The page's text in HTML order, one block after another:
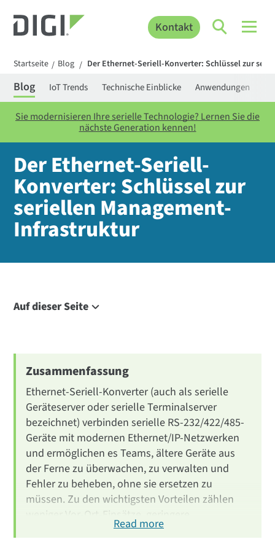
Kontakt
Startseite / Blog / Der Ethernet-Seriell-Konverter: Schlüssel zur
Blog IoT Trends Technische Einblicke Anwendungen
Sie modernisieren Ihre serielle Technologie? Lernen Sie die
nächste Generation kennen!
Der Ethernet-Seriell-
Konverter: Schlüssel zur
seriellen Management-
Infrastruktur
Auf dieser Seite
Converter vs Device Server vs Terminal Server
Advantages
Use Cases by Industry
How to Choose
Digi Serial Products
Conclusion
FAQ
Zusammenfassung
Ethernet-Seriell-Konverter (auch als serielle
Geräteserver oder serielle Terminalserver
bezeichnet) verbinden serielle RS-232/422/485-
Geräte mit modernen Ethernet/IP-Netzwerken
und ermöglichen es Teams, ältere Geräte aus
der Ferne zu überwachen, zu verwalten und
Fehler zu beheben, ohne sie ersetzen zu
müssen. Zu den wichtigsten Vorteilen zählen
weniger Vor-Ort-Einsätze, geringere
Betriebskosten und verbesserte Sicherheit. Sie
Read more